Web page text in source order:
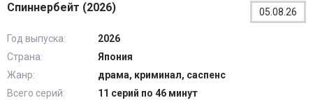
Спиннербейт (2026) 05.08.26
Год выпуска:
2026
Страна:
Япония
Жанр:
драма, криминал, саспенс
Всего серий:
11 серий по 46 минут